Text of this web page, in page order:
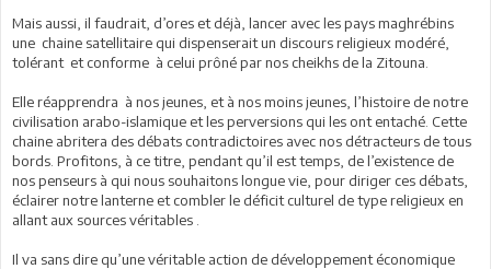
Mais aussi, il faudrait, d’ores et déjà, lancer avec les pays maghrébins
une chaine satellitaire qui dispenserait un discours religieux modéré,
tolérant et conforme à celui prôné par nos cheikhs de la Zitouna.
Elle réapprendra à nos jeunes, et à nos moins jeunes, l’histoire de notre
civilisation arabo-islamique et les perversions qui les ont entaché. Cette
chaine abritera des débats contradictoires avec nos détracteurs de tous
bords. Profitons, à ce titre, pendant qu’il est temps, de l’existence de
nos penseurs à qui nous souhaitons longue vie, pour diriger ces débats,
éclairer notre lanterne et combler le déficit culturel de type religieux en
allant aux sources véritables .
Il va sans dire qu’une véritable action de développement économique